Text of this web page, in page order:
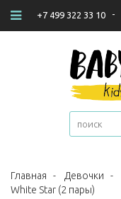
+7 499 322 33 10 -
Главная - Девочки -
White Star (2 пары)